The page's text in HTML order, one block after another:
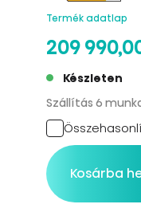
Termék adatlap
209
Készleten
Szállítás 6
Kosárba